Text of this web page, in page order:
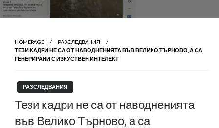
HOMEPAGE
РАЗСЛЕДВАНИЯ
ТЕЗИ КАДРИ НЕ СА ОТ НАВОДНЕНИЯТА ВЪВ ВЕЛИКО ТЪРНОВО, А СА
ГЕНЕРИРАНИ С ИЗКУСТВЕН ИНТЕЛЕКТ
РАЗСЛЕДВАНИЯ
Тези кадри не са от наводненията
във Велико Търново, а са